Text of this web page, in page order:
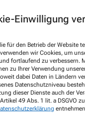
Einwilligung
für den Betrieb der Website
wir Cookies, um
fortlaufend zu verbessern.
zu Ihrer Verwendung
dabei Daten in Ländern
Datenschutzniveau
dieser Dienste auch der
49 Abs. 1 lit. a DSGVO